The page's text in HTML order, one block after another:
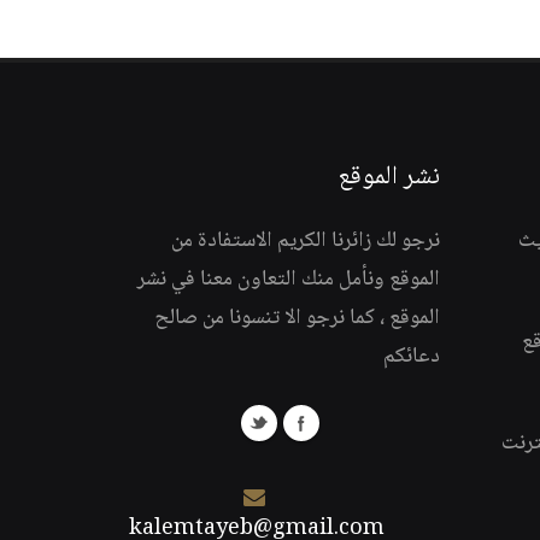
نشر الموقع
نرجو لك زائرنا الكريم الاستفادة من
الموقع ونأمل منك التعاون معنا في نشر
الموقع ، كما نرجو الا تنسونا من صالح
دعائكم
kalemtayeb@gmail.com